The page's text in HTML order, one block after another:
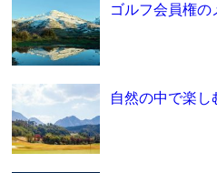
ゴルフ会員権の
自然の中で楽し